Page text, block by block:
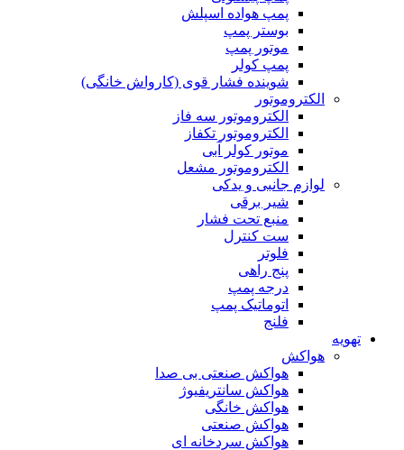
پمپ هواده اسپلش
بوستر پمپ
موتور پمپ
پمپ کولر
شوینده فشار قوی (کارواش خانگی)
الکتروموتور
الکتروموتور سه فاز
الکتروموتور تکفاز
موتور کولر آبی
الکتروموتور مشعل
لوازم جانبی و یدکی
شیر برقی
منبع تحت فشار
ست کنترل
فلوتر
پنج راهی
درجه پمپ
اتوماتیک پمپ
فلنج
تهویه
هواکش
هواکش صنعتی بی صدا
هواکش سانتریفیوژ
هواکش خانگی
هواکش صنعتی
هواکش سردخانه ای